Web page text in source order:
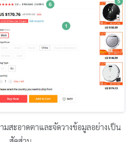
สะอาดตาและจัดวางข้อมูลอย่างเป็น